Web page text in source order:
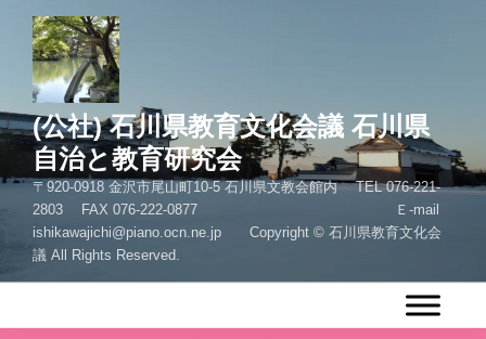
ツ
へ
(公社) 石川県教育文化会議 石川県
自治と教育研究会
〒920-0918 金沢市尾山町10-5 石川県文教会館内 TEL 076-221-
2803 FAX 076-222-0877 Ｅ-mail
ishikawajichi@piano.ocn.ne.jp Copyright © 石川県教育文化会
議 All Rights Reserved.